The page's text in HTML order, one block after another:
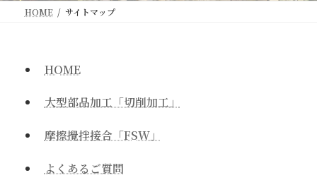
HOME サイトマップ
HOME
大型部品加工「切削加工」
摩擦攪拌接合「FSW」
よくあるご質問